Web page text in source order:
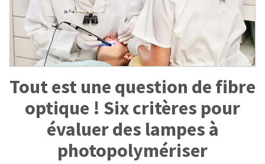
Tout est une question de fibre
optique ! Six critères pour
évaluer des lampes à
photopolymériser